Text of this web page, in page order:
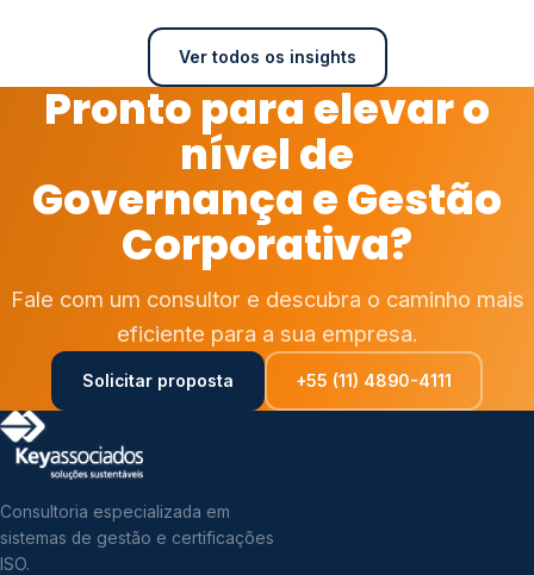
Ver todos os insights
Pronto para elevar o
nível de
Governança e Gestão
Corporativa?
Fale com um consultor e descubra o caminho mais
eficiente para a sua empresa.
Solicitar proposta +55 (11) 4890-4111
Consultoria especializada em
sistemas de gestão e certificações
ISO.